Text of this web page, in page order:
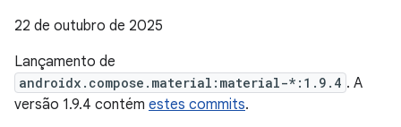
22 de outubro de 2025
Lançamento de
androidx.compose.material:material-*:1.9.4 . A
versão 1.9.4 contém estes commits.